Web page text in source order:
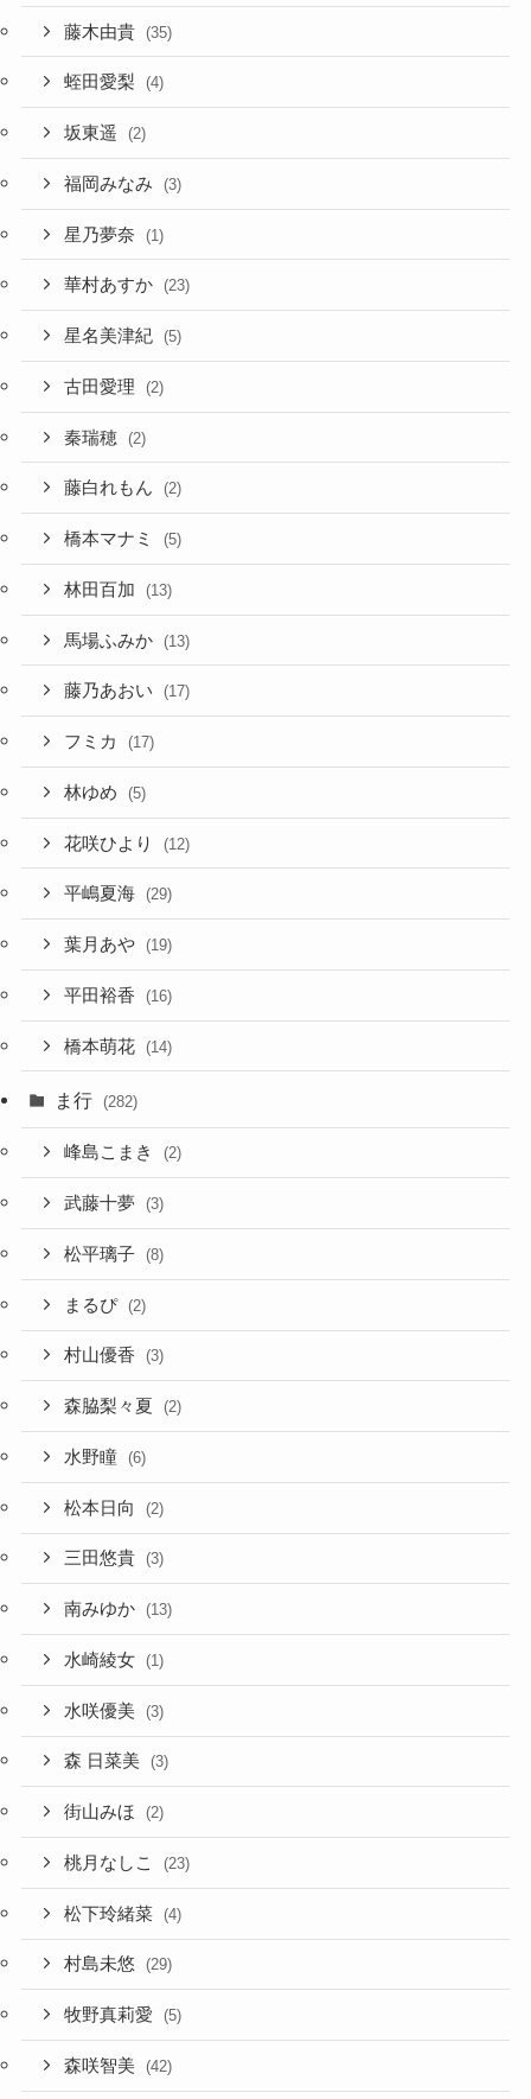
藤木由貴 (35)
蛭田愛梨 (4)
坂東遥 (2)
福岡みなみ (3)
星乃夢奈 (1)
華村あすか (23)
星名美津紀 (5)
古田愛理 (2)
秦瑞穂 (2)
藤白れもん (2)
橋本マナミ (5)
林田百加 (13)
馬場ふみか (13)
藤乃あおい (17)
フミカ (17)
林ゆめ (5)
花咲ひより (12)
平嶋夏海 (29)
葉月あや (19)
平田裕香 (16)
橋本萌花 (14)
ま行 (282)
峰島こまき (2)
武藤十夢 (3)
松平璃子 (8)
まるぴ (2)
村山優香 (3)
森脇梨々夏 (2)
水野瞳 (6)
松本日向 (2)
三田悠貴 (3)
南みゆか (13)
水崎綾女 (1)
水咲優美 (3)
森 日菜美 (3)
街山みほ (2)
桃月なしこ (23)
松下玲緒菜 (4)
村島未悠 (29)
牧野真莉愛 (5)
森咲智美 (42)